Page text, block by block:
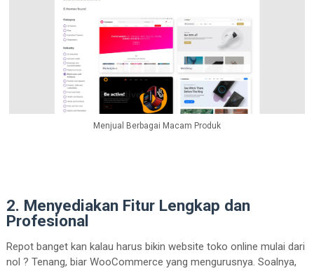
Menjual Berbagai Macam Produk
2. Menyediakan Fitur Lengkap dan
Profesional
Repot banget kan kalau harus bikin website toko online mulai dari
nol ? Tenang, biar WooCommerce yang mengurusnya. Soalnya,